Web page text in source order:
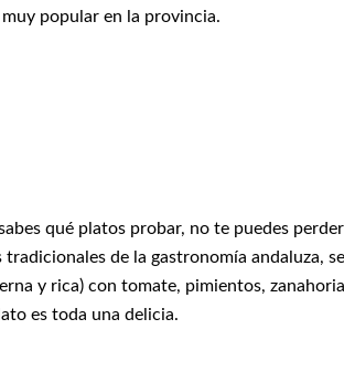
popular en la provincia.
qué platos probar, no te puedes
de la gastronomía andaluza,
y rica) con tomate, pimientos,
es toda una delicia.